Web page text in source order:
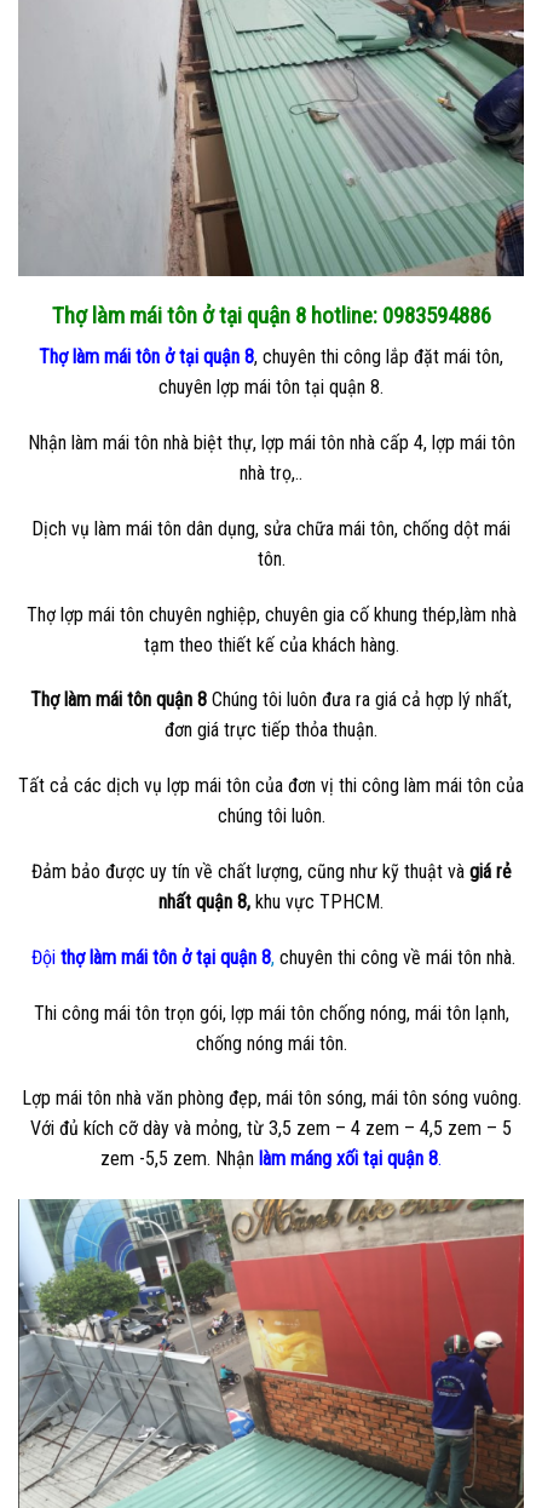
Thợ làm mái tôn ở tại quận 8 hotline: 0983594886
Thợ làm mái tôn ở tại quận 8, chuyên thi công lắp đặt mái tôn,
chuyên lợp mái tôn tại quận 8.
Nhận làm mái tôn nhà biệt thự, lợp mái tôn nhà cấp 4, lợp mái tôn
nhà trọ,..
Dịch vụ làm mái tôn dân dụng, sửa chữa mái tôn, chống dột mái
tôn.
Thợ lợp mái tôn chuyên nghiệp, chuyên gia cố khung thép,làm nhà
tạm theo thiết kế của khách hàng.
Thợ làm mái tôn quận 8 Chúng tôi luôn đưa ra giá cả hợp lý nhất,
đơn giá trực tiếp thỏa thuận.
Tất cả các dịch vụ lợp mái tôn của đơn vị thi công làm mái tôn của
chúng tôi luôn.
Đảm bảo được uy tín về chất lượng, cũng như kỹ thuật và giá rẻ
nhất quận 8, khu vực TPHCM.
Đội thợ làm mái tôn ở tại quận 8, chuyên thi công về mái tôn nhà.
Thi công mái tôn trọn gói, lợp mái tôn chống nóng, mái tôn lạnh,
chống nóng mái tôn.
Lợp mái tôn nhà văn phòng đẹp, mái tôn sóng, mái tôn sóng vuông.
Với đủ kích cỡ dày và mỏng, từ 3,5 zem – 4 zem – 4,5 zem – 5
zem -5,5 zem. Nhận làm máng xối tại quận 8.